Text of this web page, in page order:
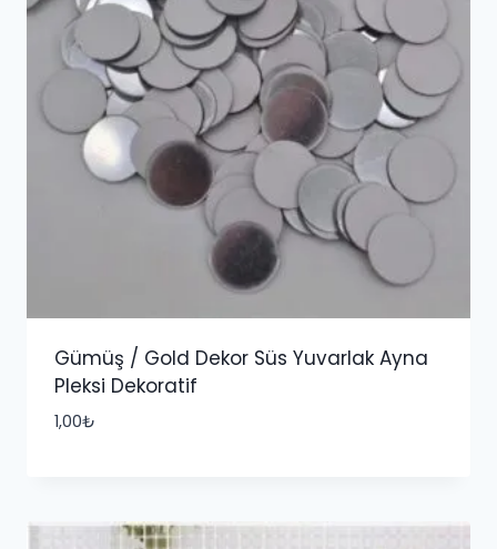
Gümüş / Gold Dekor Süs Yuvarlak Ayna
Pleksi Dekoratif
1,00₺